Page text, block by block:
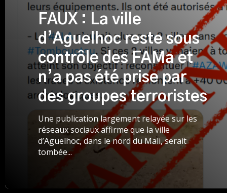
FAUX : La ville
d’Aguelhoc reste sous
contrôle des FAMa et
n’a pas été prise par
des groupes terroristes
Une publication largement relayée sur les
réseaux sociaux affirme que la ville
d’Aguelhoc, dans le nord du Mali, serait
tombée...